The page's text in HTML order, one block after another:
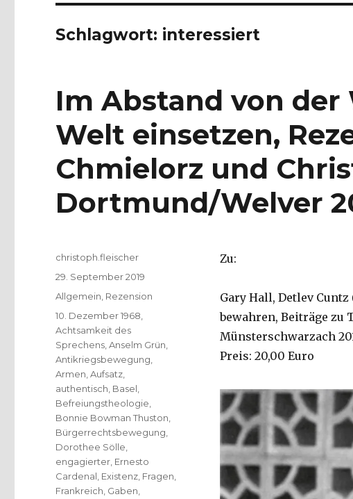
Schlagwort: interessiert
Im Abstand von
Welt einsetzen,
Chmielorz und
Dortmund/Welver
Zu:
Gary Hall, Detlev
bewahren, Beiträge zu
Münsterschwarzach
Preis: 20,00 Euro
Autor
christoph.fleischer
Veröffentlicht
am
29. September 2019
Kategorien
Allgemein Rezension
Schlagwörter
10. Dezember 1968
Achtsamkeit des
Sprechens ,Anselm Grün
Antikriegsbewegung
Armen ,Aufsatz
authentisch Basel
Befreiungstheologie
Bonnie Bowman Thuston
Bürgerrechtsbewegung
Dorothee Sölle
engagierter Ernesto
Cardenal Existenz Fragen
Frankreich Gaben